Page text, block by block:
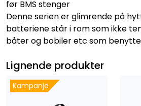
før BMS stenger
Denne serien er glimrende på
batteriene står i rom som ikke
båter og bobiler etc som
Lignende produkter
Kampanje